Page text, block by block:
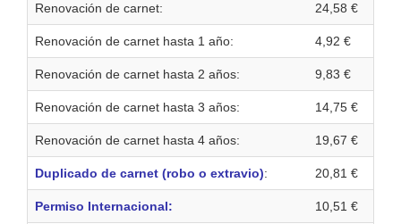
Renovación de carnet: 24,58 €
Renovación de carnet hasta 1 año: 4,92 €
Renovación de carnet hasta 2 años: 9,83 €
Renovación de carnet hasta 3 años: 14,75 €
Renovación de carnet hasta 4 años: 19,67 €
Duplicado de carnet (robo o extravio): 20,81 €
Permiso Internacional: 10,51 €